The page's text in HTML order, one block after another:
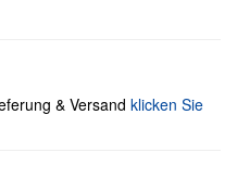
& Versand klicken Sie